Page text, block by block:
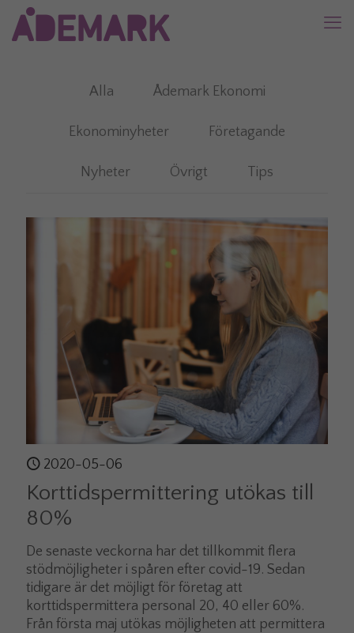
Alla Ådemark Ekonomi
Ekonominyheter Företagande
Nyheter Övrigt Tips
2020-05-06
Korttidspermittering utökas till
80%
De senaste veckorna har det tillkommit flera
stödmöjligheter i spåren efter covid-19. Sedan
tidigare är det möjligt för företag att
korttidspermittera personal 20, 40 eller 60%.
Från första maj utökas möjligheten att permittera